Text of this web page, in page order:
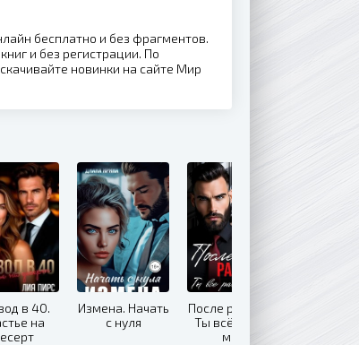
бесплатно и без фрагментов.
и без регистрации. По
новинки на сайте Мир
в 40.
на
Измена. Начать
с нуля
После развода.
Ты всё равно
моя